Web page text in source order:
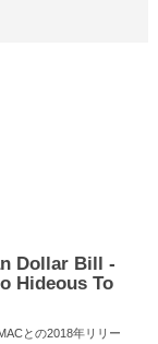
Dollar Bill -
Hideous To
との2018年リリー